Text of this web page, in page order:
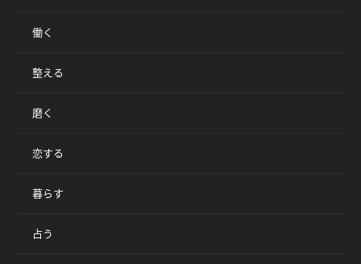
働く
整える
磨く
恋する
暮らす
占う